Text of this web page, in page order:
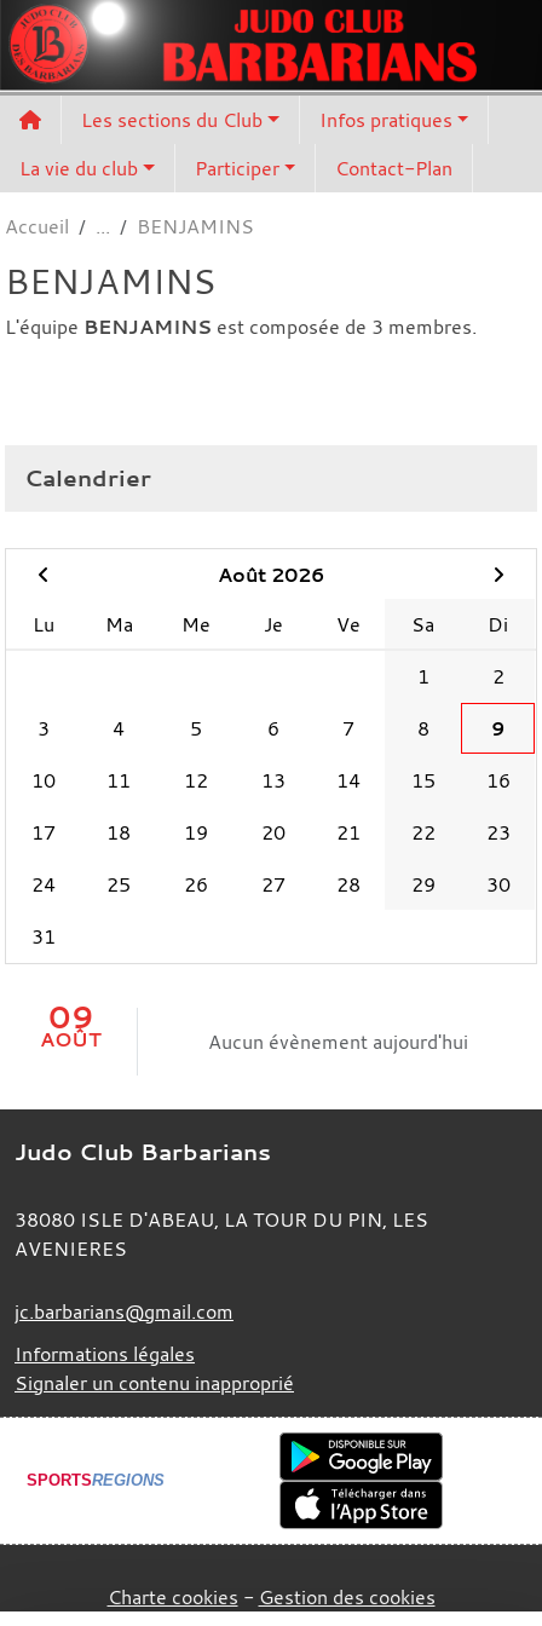
Les sections du Club
Infos pratiques
La vie du club
Participer Contact-Plan
Accueil BENJAMINS
BENJAMINS
L'équipe BENJAMINS est composée de 3 membres.
Calendrier
Août 2026
Lu
Ma Me Je Ve Sa
Di
1
2
3
4 5 6 7 8
9
10
11 12 13 14 15
16
17
18 19 20 21 22
23
24
25 26 27 28 29
30
31
09
AOÛT Aucun évènement aujourd'hui
Judo Club Barbarians
38080 ISLE D'ABEAU, LA TOUR DU PIN, LES
AVENIERES
jc.barbarians@gmail.com
Informations légales
Signaler un contenu inapproprié
SPORTSREGIONS
Charte cookies Gestion des cookies
Panneau de gestion des cookies